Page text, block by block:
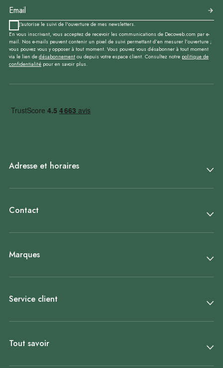
J'autorise le suivi de l'ouverture de mes newsletters.
En vous inscrivant, vous acceptez de recevoir les communications de Decoweb.com par e-
mail. Nos e-mails peuvent contenir un pixel de suivi permettant d’en mesurer l’ouverture ;
vous pouvez vous y opposer à tout moment. Vous pouvez vous désabonner à tout moment
via le lien de désabonnement ou depuis votre espace client. Consultez notre politique de
confidentialité pour en savoir plus.
Adresse et horaires
Contact
Marques
Service client
Tout savoir